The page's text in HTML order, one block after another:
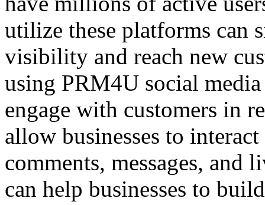
utilize these platforms can
visibility and reach new
using PRM4U social
engage with customers in
allow businesses to
comments, messages, and
can help businesses to